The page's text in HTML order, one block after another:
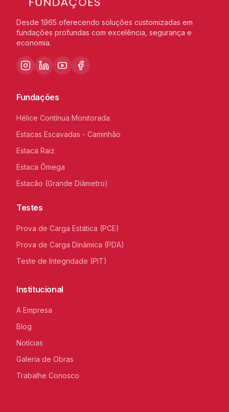
Desde 1965 oferecendo soluções customizadas em
fundações profundas com excelência, segurança e
economia.
Fundações
Hélice Contínua Monitorada
Estacas Escavadas - Caminhão
Estaca Raiz
Estaca Ômega
Estacão (Grande Diâmetro)
Testes
Prova de Carga Estática (PCE)
Prova de Carga Dinâmica (PDA)
Teste de Integridade (PIT)
Institucional
A Empresa
Blog
Notícias
Galeria de Obras
Trabalhe Conosco